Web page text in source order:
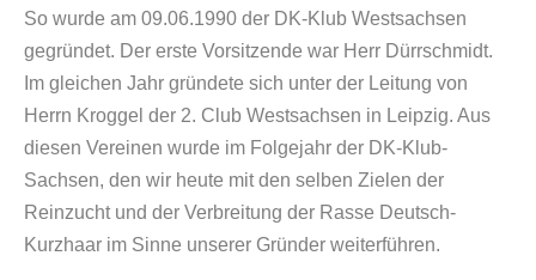
So wurde am 09.06.1990 der DK-Klub Westsachsen
gegründet. Der erste Vorsitzende war Herr Dürrschmidt.
Im gleichen Jahr gründete sich unter der Leitung von
Herrn Kroggel der 2. Club Westsachsen in Leipzig. Aus
diesen Vereinen wurde im Folgejahr der DK-Klub-
Sachsen, den wir heute mit den selben Zielen der
Reinzucht und der Verbreitung der Rasse Deutsch-
Kurzhaar im Sinne unserer Gründer weiterführen.